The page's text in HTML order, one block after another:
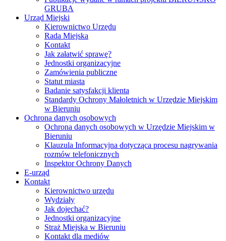
GRUBA
Urząd Miejski
Kierownictwo Urzędu
Rada Miejska
Kontakt
Jak załatwić sprawę?
Jednostki organizacyjne
Zamówienia publiczne
Statut miasta
Badanie satysfakcji klienta
Standardy Ochrony Małoletnich w Urzędzie Miejskim
w Bieruniu
Ochrona danych osobowych
Ochrona danych osobowych w Urzędzie Miejskim w
Bieruniu
Klauzula Informacyjna dotycząca procesu nagrywania
rozmów telefonicznych
Inspektor Ochrony Danych
E-urząd
Kontakt
Kierownictwo urzędu
Wydziały
Jak dojechać?
Jednostki organizacyjne
Straż Miejska w Bieruniu
Kontakt dla mediów